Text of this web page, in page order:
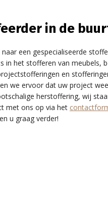
in de
een gespecialiseerde
in het stofferen van meubels,
en
we ervoor dat uw project
herstoffering, wij
met ons op via het
u graag verder!